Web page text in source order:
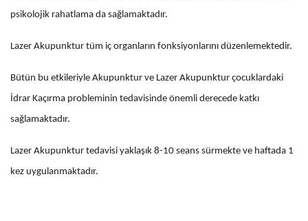
psikolojik rahatlama da sağlamaktadır.
Lazer Akupunktur tüm iç organların fonksiyonlarını düzenlemektedir.
Bütün bu etkileriyle Akupunktur ve Lazer Akupunktur çocuklardaki
İdrar Kaçırma probleminin tedavisinde önemli derecede katkı
sağlamaktadır.
Lazer Akupunktur tedavisi yaklaşık 8-10 seans sürmekte ve haftada 1
kez uygulanmaktadır.